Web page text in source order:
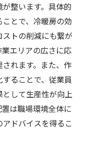
整います。具体的
とで、冷暖房の効
トの削減にも繋が
エリアの広さに応
れます。また、作
ることで、従業員
して生産性が向上
は職場環境全体に
ドバイスを得るこ